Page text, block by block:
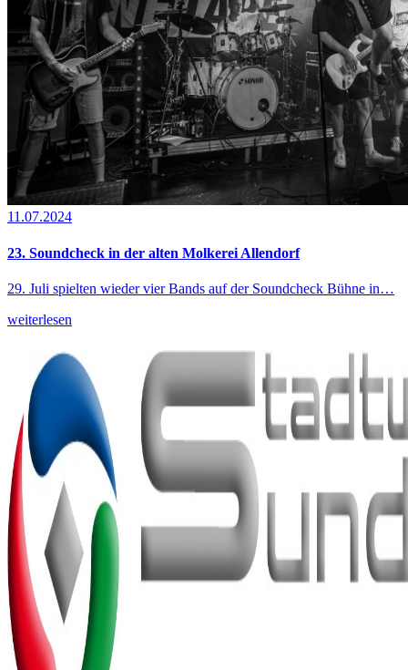
11.07.2024
23. Soundcheck in der alten Molkerei Allendorf
29. Juli spielten wieder vier Bands auf der Soundcheck Bühne in…
weiterlesen